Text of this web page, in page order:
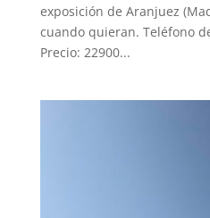
exposición de Aranjuez
cuando quieran. Teléfono
Precio: 22900...